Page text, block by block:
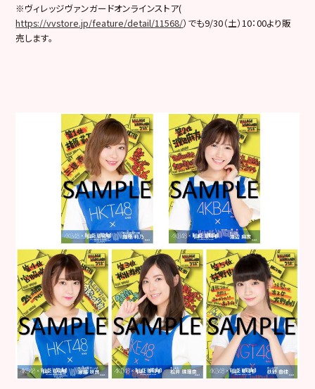
※ヴィレッジヴァンガードオンラインストア(
https://vvstore.jp/feature/detail/11568/）でも9/30（土）10：00より販
売します。